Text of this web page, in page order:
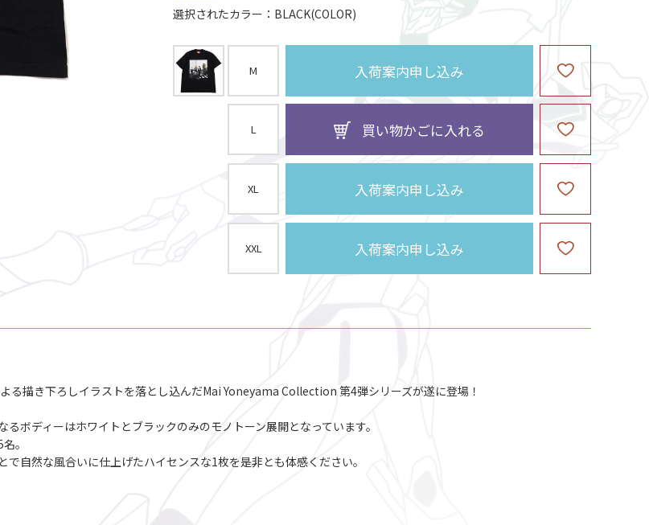
選択されたカラー：BLACK(COLOR)
M 入荷案内申し込み
L 買い物かごに入れる
XL 入荷案内申し込み
XXL 入荷案内申し込み
る描き下ろしイラストを落とし込んだMai Yoneyama Collection 第4弾シリーズが遂に登場！
ボディーはホワイトとブラックのみのモノトーン展開となっています。
。
自然な風合いに仕上げたハイセンスな1枚を是非とも体感ください。